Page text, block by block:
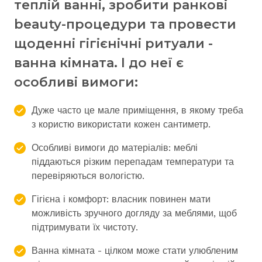
теплій ванні, зробити ранкові
beauty-процедури та провести
щоденні гігієнічні ритуали -
ванна кімната. І до неї є
особливі вимоги:
Дуже часто це мале приміщення, в якому треба
з користю використати кожен сантиметр.
Особливі вимоги до матеріалів: меблі
піддаються різким перепадам температури та
перевіряються вологістю.
Гігієна і комфорт: власник повинен мати
можливість зручного догляду за меблями, щоб
підтримувати їх чистоту.
Ванна кімната - цілком може стати улюбленим